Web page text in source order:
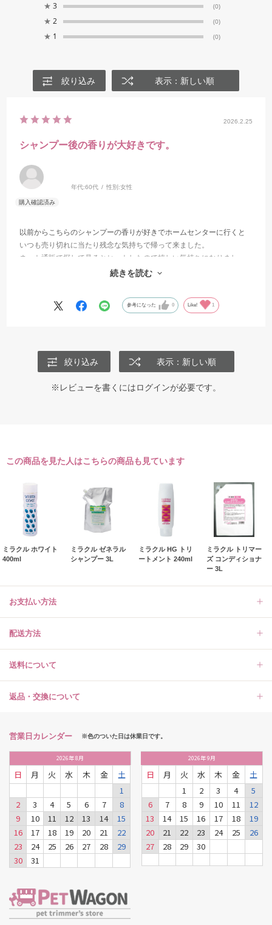
★ 3 (0)
★ 2 (0)
★ 1 (0)
絞り込み 表示：新しい順
2026.2.25
シャンプー後の香りが大好きです。
年代:60代 性別:女性
以前からこちらのシャンプーの香りが好きでホームセンターに行くと
いつも売り切れに当たり残念な気持ちで帰って来ました。
ネット通販で探して見るとヒットしたので嬉しい気持ちになりまし
続きを読む
参考になった 0 Like! 1
絞り込み 表示：新しい順
※レビューを書くにはログインが必要です。
この商品を見た人はこちらの商品も見ています
ミラクル ホワイト
400ml
ミラクル ゼネラル
シャンプー 3L
ミラクル HG トリ
ートメント 240ml
ミラクル トリマー
ズ コンディショナ
ー 3L
お支払い方法
配送方法
送料について
返品・交換について
営業日カレンダー ※色のついた日は休業日です。
2026年8月
日 月 火 水 木 金
土
1
2
3 4 5 6 7
8
9
10 11 12 13 14
15
16
17 18 19 20 21
22
23
24 25 26 27 28
29
30
31
2026年9月
日 月 火 水 木 金
土
1
2 3 4
5
6
7 8 9 10 11
12
13
14 15 16 17 18
19
20
21 22 23 24 25
26
27
28 29 30